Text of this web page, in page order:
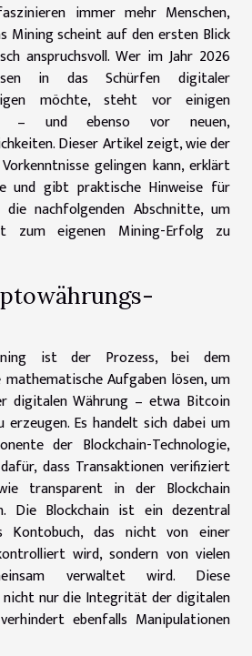
immer mehr Menschen,
Mining scheint auf den ersten Blick
anspruchsvoll. Wer im Jahr 2026
in das Schürfen digitaler
möchte, steht vor einigen
– und ebenso vor neuen,
Dieser Artikel zeigt, wie der
gelingen kann, erklärt
und gibt praktische Hinweise für
die nachfolgenden Abschnitte, um
eigenen Mining-Erfolg zu
ist der Prozess, bei dem
Aufgaben lösen, um
digitalen Währung – etwa Bitcoin
Es handelt sich dabei um
der Blockchain-Technologie,
dass Transaktionen verifiziert
transparent in der Blockchain
Die Blockchain ist ein dezentral
Kontobuch, das nicht von einer
wird, sondern von vielen
verwaltet wird. Diese
nicht nur die Integrität der digitalen
ebenfalls Manipulationen